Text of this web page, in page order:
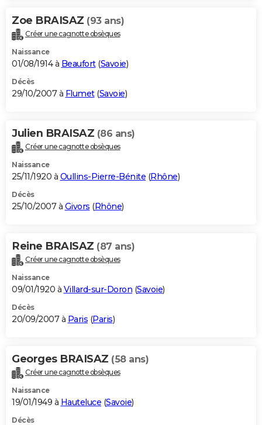
Zoe BRAISAZ (93 ans)
Créer une cagnotte obsèques
Naissance
01/08/1914 à Beaufort(Savoie)
Décès
29/10/2007 à Flumet(Savoie)
Julien BRAISAZ (86 ans)
Créer une cagnotte obsèques
Naissance
25/11/1920 à Oullins-Pierre-Bénite (Rhône)
Décès
25/10/2007 à Givors (Rhône)
Reine BRAISAZ (87 ans)
Créer une cagnotte obsèques
Naissance
09/01/1920 à Villard-sur-Doron (Savoie)
Décès
20/09/2007 à Paris (Paris)
Georges BRAISAZ (58 ans)
Créer une cagnotte obsèques
Naissance
19/01/1949 à Hauteluce (Savoie)
Décès